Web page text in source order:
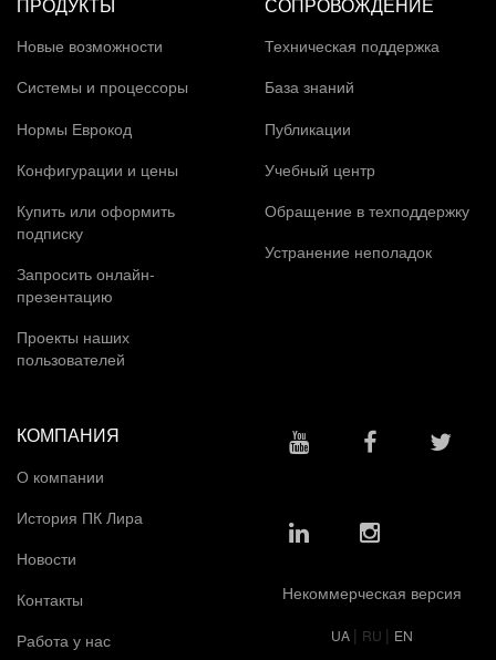
Новые возможности
Системы и процессоры
Нормы Еврокод
Конфигурации и цены
Купить или оформить
подписку
Запросить онлайн-
презентацию
Проекты наших
пользователей
Техническая поддержка
База знаний
Публикации
Учебный центр
Обращение в техподдержку
Устранение неполадок
КОМПАНИЯ
О компании
История ПК Лира
Новости
Контакты
Работа у нас
Некоммерческая версия
UA | RU | EN